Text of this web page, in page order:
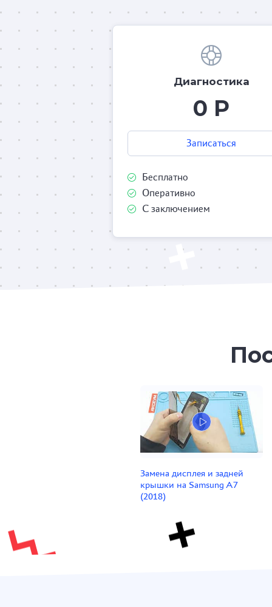
Диагностика
0 Р
Записаться
Бесплатно
Оперативно
С заключением
Замена дисплея и задней
крышки на Samsung A7
(2018)